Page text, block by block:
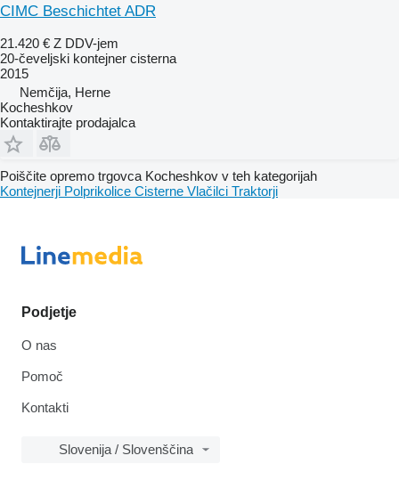
CIMC Beschichtet ADR
21.420 € Z DDV-jem
20-čeveljski kontejner cisterna
2015
Nemčija, Herne
Kocheshkov
Kontaktirajte prodajalca
Poiščite opremo trgovca Kocheshkov v teh kategorijah
Kontejnerji Polprikolice Cisterne Vlačilci Traktorji
Podjetje
O nas
Pomoč
Kontakti
Slovenija / Slovenščina